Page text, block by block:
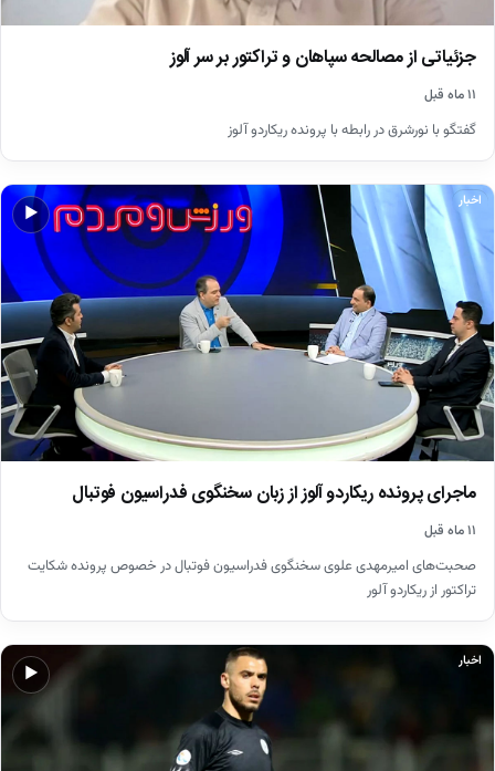
جزئیاتی از مصالحه سپاهان و تراکتور بر سر آلوز
۱۱ ماه قبل
گفتگو با نورشرق در رابطه با پرونده ریکاردو آلوز
▶
اخبار
ماجرای پرونده ریکاردو آلوز از زبان سخنگوی فدراسیون فوتبال
۱۱ ماه قبل
صحبت‌های امیرمهدی علوی سخنگوی فدراسیون فوتبال در خصوص پرونده شکایت
تراکتور از ریکاردو آلور
▶
اخبار